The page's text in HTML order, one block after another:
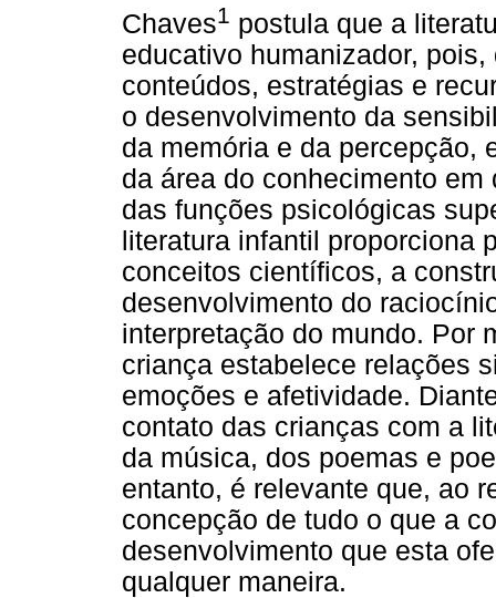
Chaves1 postula que a
educativo humanizador,
conteúdos, estratégias e
o desenvolvimento da
da memória e da percepção,
da área do conhecimento
das funções psicológicas
literatura infantil proporciona
conceitos científicos, a
desenvolvimento do
interpretação do mundo. Por
criança estabelece relações
emoções e afetividade.
contato das crianças com a
da música, dos poemas e
entanto, é relevante que, ao
concepção de tudo o que a
desenvolvimento que esta
qualquer maneira.